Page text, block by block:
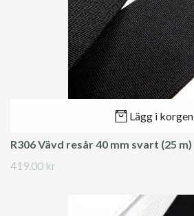
Lägg i korgen
R306 Vävd resår 40 mm svart (25 m)
419.00 kr